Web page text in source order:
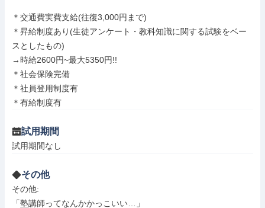
＊交通費実費支給(往復3,000円まで)
＊昇給制度あり(生徒アンケート・教科知識に関する試験をベー
スとしたもの)
→時給2600円~最大5350円!!
＊社会保険完備
＊社員登用制度有
＊有給制度有
試用期間
試用期間なし
その他
その他:
「塾講師ってなんかかっこいい…」